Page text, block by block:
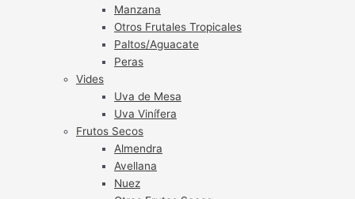
Manzana
Otros Frutales Tropicales
Paltos/Aguacate
Peras
Vides
Uva de Mesa
Uva Vinífera
Frutos Secos
Almendra
Avellana
Nuez